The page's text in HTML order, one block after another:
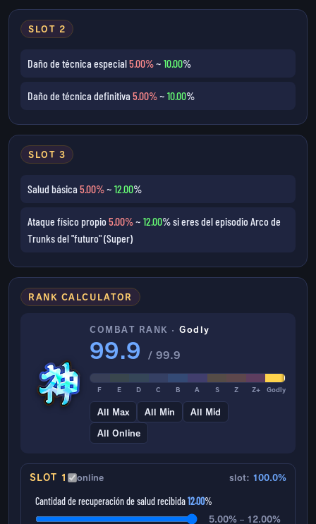
SLOT 2
Daño de técnica especial5.00%~ 10.00%
Daño de técnica definitiva 5.00%~ 10.00%
SLOT 3
Salud básica 5.00%~ 12.00%
Ataque físico propio 5.00%~ 12.00% si eres del episodio Arco de
Trunks del "futuro" (Super)
RANK CALCULATOR
COMBAT RANK · Godly
99.9 / 99.9
F E D C B A S Z Z+ Godly
All Max All Min All Mid
All Online
SLOT 1 online slot: 100.0%
Cantidad de recuperación de salud recibida12.00%
5.00% – 12.00%